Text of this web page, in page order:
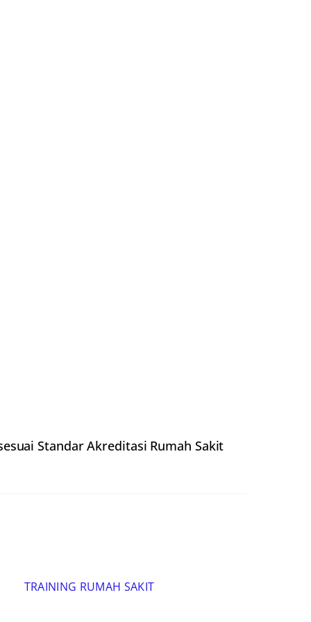
Standar Akreditasi Rumah Sakit
TRAINING RUMAH SAKIT